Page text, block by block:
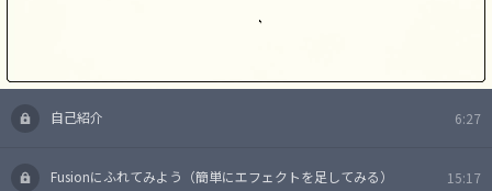
自己紹介 6:27
Fusionにふれてみよう（簡単にエフェクトを足してみる） 15:17